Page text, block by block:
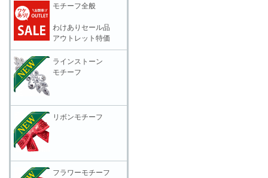
モチーフ全般
わけありセール品
アウトレット特価
ラインストーン
モチーフ
リボンモチーフ
フラワーモチーフ